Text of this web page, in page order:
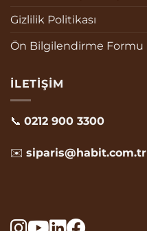
Gizlilik Politikası
Ön Bilgilendirme Formu
İLETIŞIM
📞 0212 900 3300
✉️ siparis@habit.com.tr